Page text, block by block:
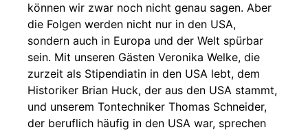
können wir zwar noch nicht genau sagen. Aber
die Folgen werden nicht nur in den USA,
sondern auch in Europa und der Welt spürbar
sein. Mit unseren Gästen Veronika Welke, die
zurzeit als Stipendiatin in den USA lebt, dem
Historiker Brian Huck, der aus den USA stammt,
und unserem Tontechniker Thomas Schneider,
der beruflich häufig in den USA war, sprechen